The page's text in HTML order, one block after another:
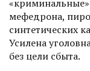
мефедрона,
синтетических
Усилена
без цели сбыта.